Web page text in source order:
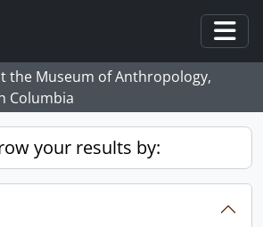
the Museum of Anthropology,
Columbia
your results by: